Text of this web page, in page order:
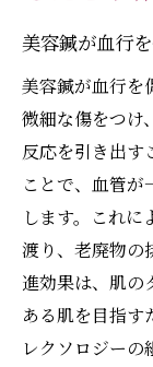
美容鍼が血行
美容鍼が血行を
微細な傷をつけ
反応を引き出す
ことで、血管
します。これ
渡り、老廃物の
進効果は、肌の
ある肌を目指す
レクソロジーの